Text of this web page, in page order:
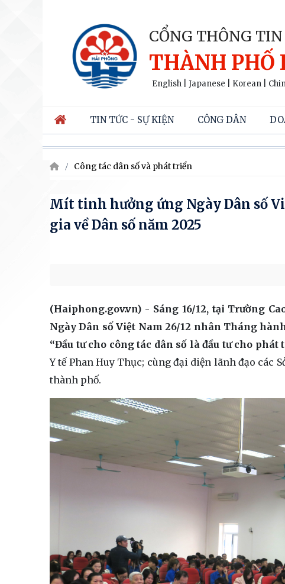
CỔNG THÔNG
THÀNH PHỐ
English Japanese Korean
TIN TỨC - SỰ KIỆN CÔNG DÂN
Công tác dân số và phát triển
Mít tinh hưởng ứng Ngày Dân số
gia về Dân số năm 2025
(Haiphong.gov.vn) - Sáng 16/12, tại Trường
Ngày Dân số Việt Nam 26/12 nhân Tháng
“Đầu tư cho công tác dân số là đầu tư cho phát
Y tế Phan Huy Thục; cùng đại diện lãnh đạo các
thành phố.